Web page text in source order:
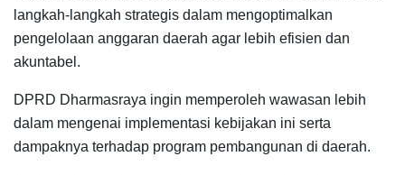
langkah-langkah strategis dalam mengoptimalkan
pengelolaan anggaran daerah agar lebih efisien dan
akuntabel.
DPRD Dharmasraya ingin memperoleh wawasan lebih
dalam mengenai implementasi kebijakan ini serta
dampaknya terhadap program pembangunan di daerah.